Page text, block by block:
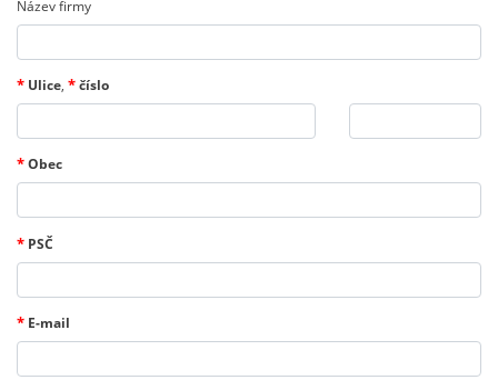
Název firmy
* Ulice, *číslo
*Obec
* PSČ
* E-mail